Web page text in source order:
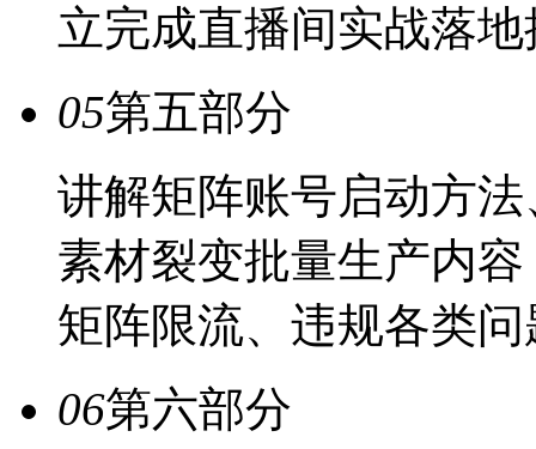
立完成直播间实战落
05第五部分
讲解矩阵账号启动方
素材裂变批量生产内
矩阵限流、违规各类问
06第六部分